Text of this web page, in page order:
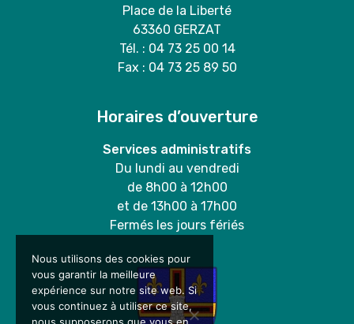
Place de la Liberté
63360 GERZAT
Tél. : 04 73 25 00 14
Fax : 04 73 25 89 50
Horaires d’ouverture
Services administratifs
Du lundi au vendredi
de 8h00 à 12h00
et de 13h00 à 17h00
Fermés les jours fériés
Nous utilisons des cookies pour
vous garantir la meilleure
expérience sur notre site web. Si
vous continuez à utiliser ce site,